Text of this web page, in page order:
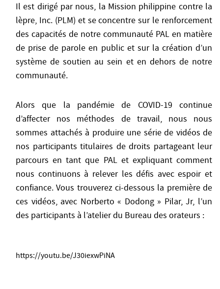
Il est dirigé par nous, la Mission philippine contre la
lèpre, Inc. (PLM) et se concentre sur le renforcement
des capacités de notre communauté PAL en matière
de prise de parole en public et sur la création d’un
système de soutien au sein et en dehors de notre
communauté.
Alors que la pandémie de COVID-19 continue
d’affecter nos méthodes de travail, nous nous
sommes attachés à produire une série de vidéos de
nos participants titulaires de droits partageant leur
parcours en tant que PAL et expliquant comment
nous continuons à relever les défis avec espoir et
confiance. Vous trouverez ci-dessous la première de
ces vidéos, avec Norberto « Dodong » Pilar, Jr, l’un
des participants à l’atelier du Bureau des orateurs :
https://youtu.be/J30iexwPiNA